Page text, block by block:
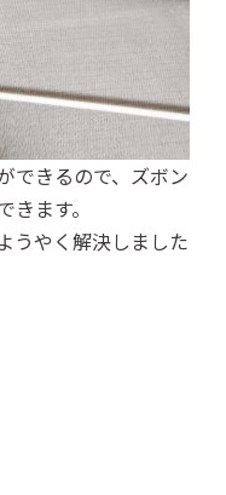
できるので、ズボン
ます。
うやく解決しました